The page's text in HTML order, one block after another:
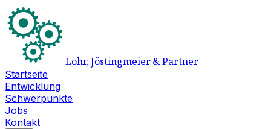
Lohr, Jöstingmeier & Partner
Startseite
Entwicklung
Schwerpunkte
Jobs
Kontakt